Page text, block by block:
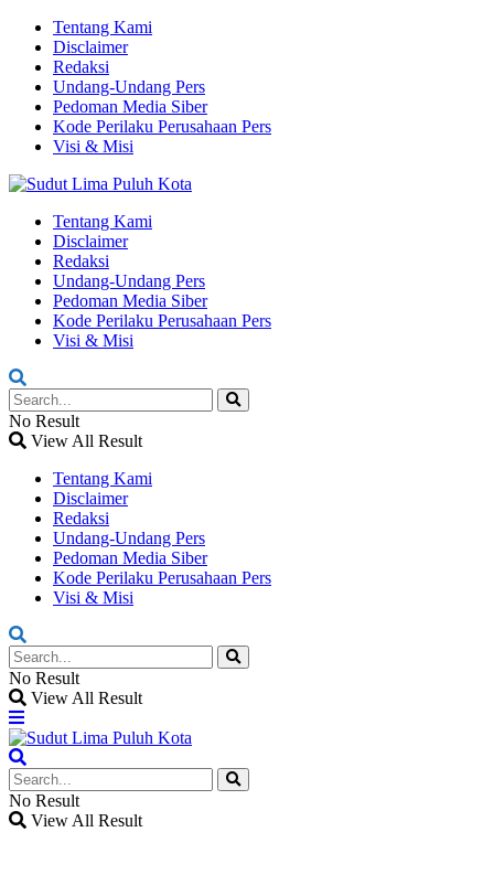
Tentang Kami
Disclaimer
Redaksi
Undang-Undang Pers
Pedoman Media Siber
Kode Perilaku Perusahaan Pers
Visi & Misi
Tentang Kami
Disclaimer
Redaksi
Undang-Undang Pers
Pedoman Media Siber
Kode Perilaku Perusahaan Pers
Visi & Misi
No Result
View All Result
Tentang Kami
Disclaimer
Redaksi
Undang-Undang Pers
Pedoman Media Siber
Kode Perilaku Perusahaan Pers
Visi & Misi
No Result
View All Result
No Result
View All Result